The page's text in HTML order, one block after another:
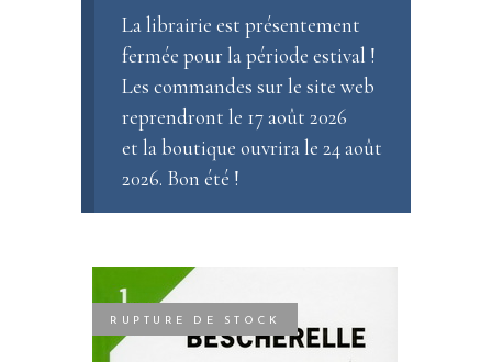
La librairie est présentement
fermée pour la période estival !
Les commandes sur le site web
reprendront le 17 août 2026
et la boutique ouvrira le 24 août
2026. Bon été !
RUPTURE DE STOCK